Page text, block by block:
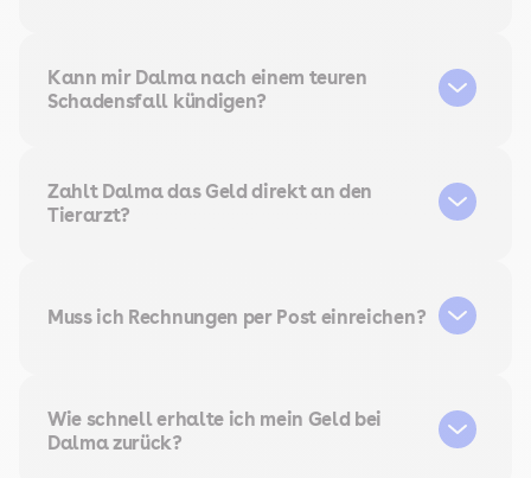
Kann mir Dalma nach einem teuren
Schadensfall kündigen?
Zahlt Dalma das Geld direkt an den
Tierarzt?
Muss ich Rechnungen per Post einreichen?
Wie schnell erhalte ich mein Geld bei
Dalma zurück?